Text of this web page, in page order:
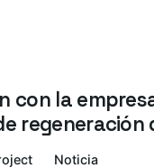
con la
regeneración
Noticia